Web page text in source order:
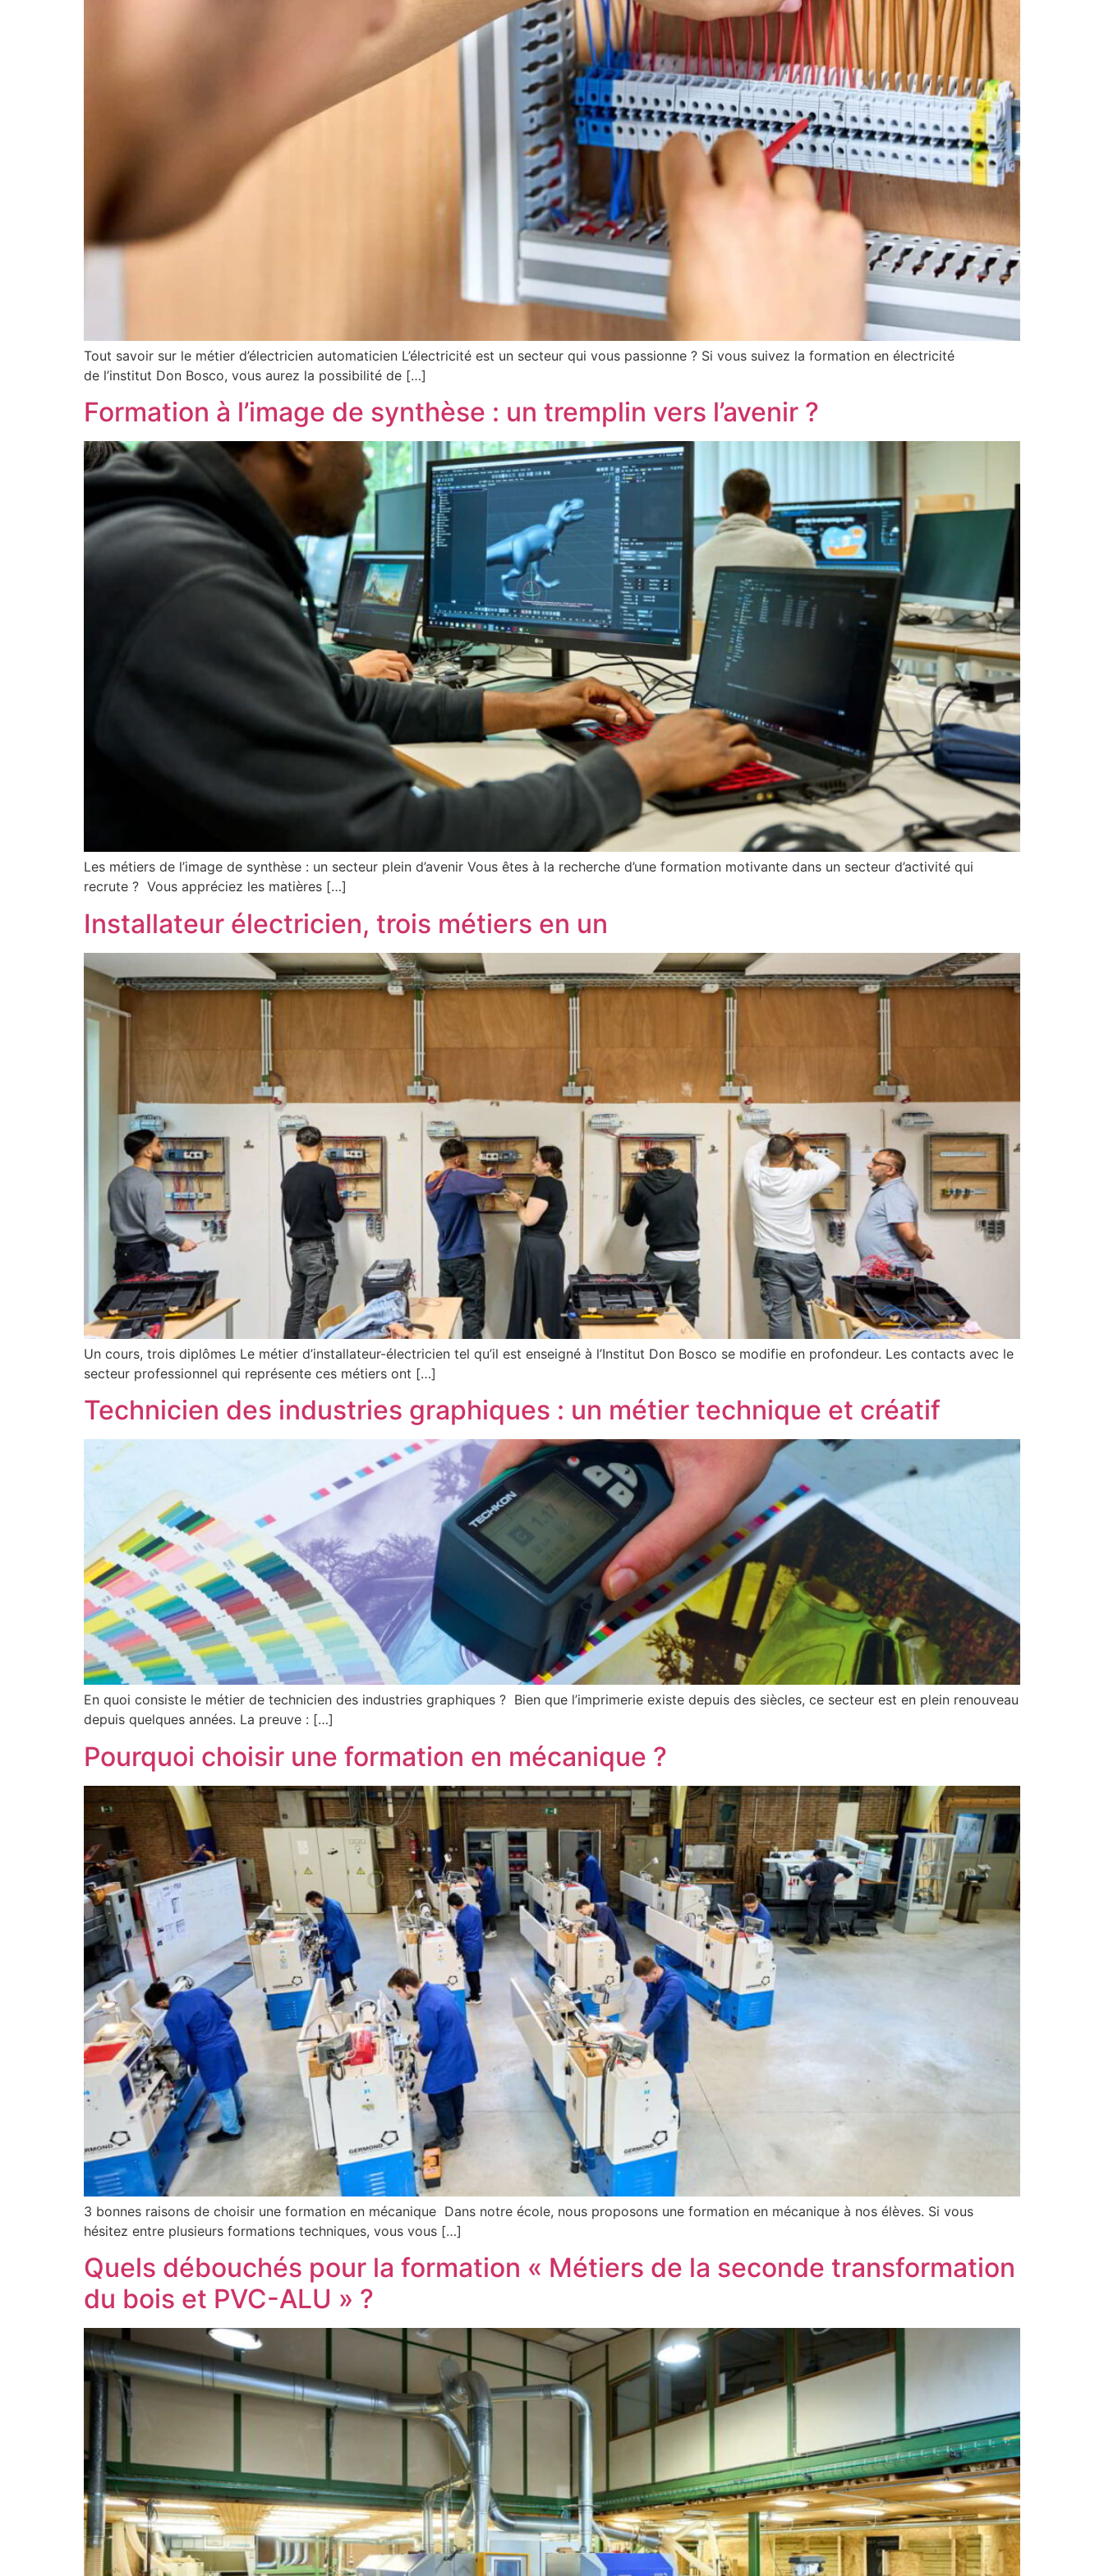
Tout savoir sur le métier d’électricien automaticien L’électricité est un secteur qui vous passionne ? Si vous suivez la formation en électricité
de l’institut Don Bosco, vous aurez la possibilité de […]
Formation à l’image de synthèse : un tremplin vers l’avenir ?
Les métiers de l’image de synthèse : un secteur plein d’avenir Vous êtes à la recherche d’une formation motivante dans un secteur d’activité qui
recrute ? Vous appréciez les matières […]
Installateur électricien, trois métiers en un
Un cours, trois diplômes Le métier d’installateur-électricien tel qu’il est enseigné à l’Institut Don Bosco se modifie en profondeur. Les contacts avec le
secteur professionnel qui représente ces métiers ont […]
Technicien des industries graphiques : un métier technique et créatif
En quoi consiste le métier de technicien des industries graphiques ? Bien que l’imprimerie existe depuis des siècles, ce secteur est en plein renouveau
depuis quelques années. La preuve : […]
Pourquoi choisir une formation en mécanique ?
3 bonnes raisons de choisir une formation en mécanique Dans notre école, nous proposons une formation en mécanique à nos élèves. Si vous
hésitez entre plusieurs formations techniques, vous vous […]
Quels débouchés pour la formation « Métiers de la seconde transformation
du bois et PVC-ALU » ?